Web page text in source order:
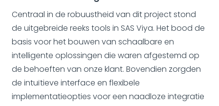
Centraal in de robuustheid van dit project stond
de uitgebreide reeks tools in SAS Viya. Het bood de
basis voor het bouwen van schaalbare en
intelligente oplossingen die waren afgestemd op
de behoeften van onze klant. Bovendien zorgden
de intuïtieve interface en flexibele
implementatieopties voor een naadloze integratie